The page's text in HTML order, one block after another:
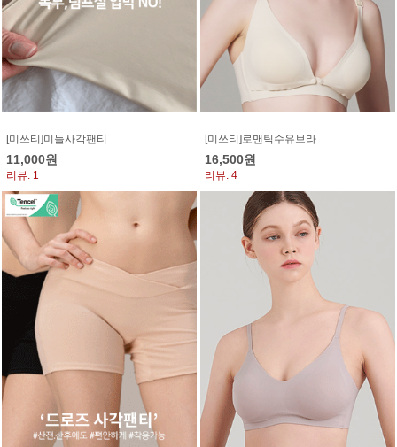
[미쓰티]미들사각팬티
11,000원
리뷰: 1
[미쓰티]로맨틱수유브라
16,500원
리뷰: 4